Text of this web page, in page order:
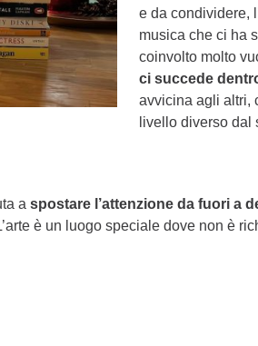
e da condividere,
musica che ci ha
coinvolto molto
ci succede
avvicina agli altri,
livello diverso dal
aspostare l’attenzione da fuori a
è un luogo speciale dove non è